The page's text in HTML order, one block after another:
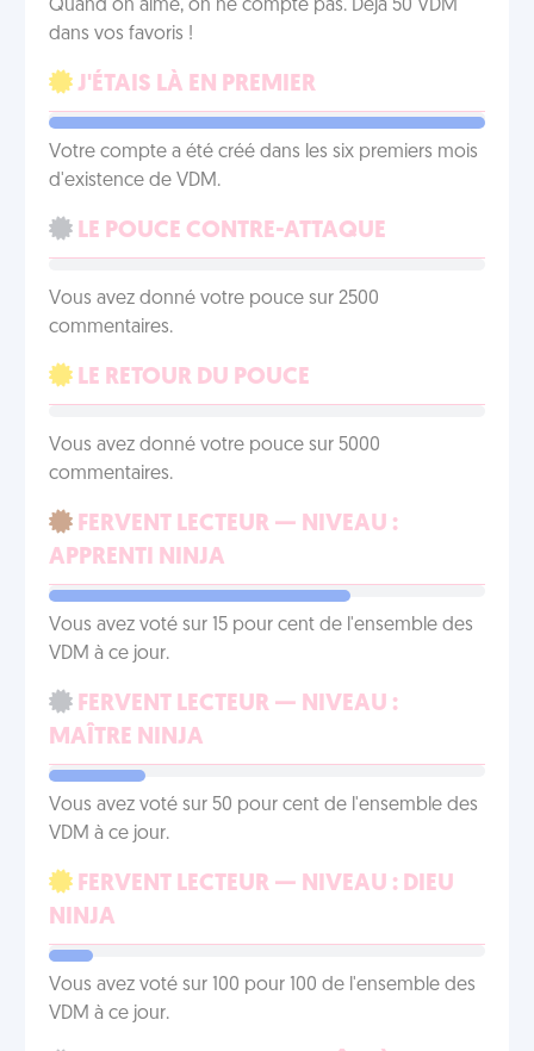
Quand on aime, on ne compte pas. Déjà 50 VDM
dans vos favoris !
J'ÉTAIS LÀ EN PREMIER
Votre compte a été créé dans les six premiers mois
d'existence de VDM.
LE POUCE CONTRE-ATTAQUE
Vous avez donné votre pouce sur 2500
commentaires.
LE RETOUR DU POUCE
Vous avez donné votre pouce sur 5000
commentaires.
FERVENT LECTEUR — NIVEAU :
APPRENTI NINJA
Vous avez voté sur 15 pour cent de l'ensemble des
VDM à ce jour.
FERVENT LECTEUR — NIVEAU :
MAÎTRE NINJA
Vous avez voté sur 50 pour cent de l'ensemble des
VDM à ce jour.
FERVENT LECTEUR — NIVEAU : DIEU
NINJA
Vous avez voté sur 100 pour 100 de l'ensemble des
VDM à ce jour.